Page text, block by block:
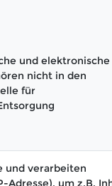
und elektronische
nicht in den
für
und verarbeiten
Adresse), um z.B.